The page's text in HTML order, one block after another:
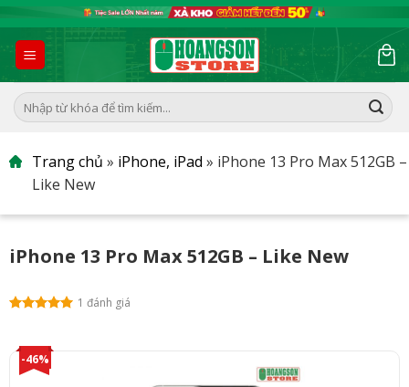
to
content
Tìm
kiếm:
Trang chủ » iPhone, iPad » iPhone 13 Pro Max 512GB –
Like New
iPhone 13 Pro Max 512GB – Like New
1 đánh giá
-46%